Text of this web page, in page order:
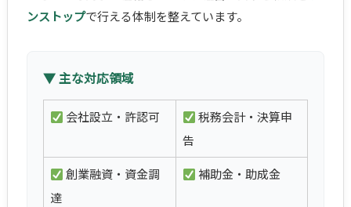
ンストップで行える体制を整えています。
▼ 主な対応領域
会社設立・許認可
税務会計・決算申
告
創業融資・資金調
達
補助金・助成金